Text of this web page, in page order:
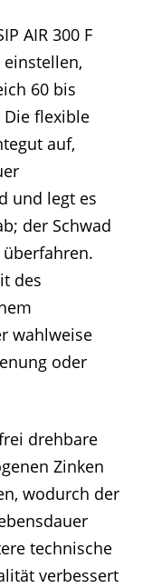
AIR 300 F
einstellen,
60 bis
Die flexible
auf,
und legt es
der Schwad
des
wahlweise
oder
drehbare
Zinken
wodurch der
technische
verbessert